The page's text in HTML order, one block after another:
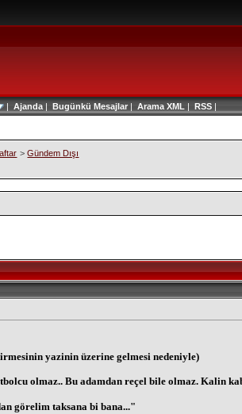
| Ajanda | Bugünkü Mesajlar| Arama XML | RSS |
>Gündem Dışı
yazinin üzerine gelmesi nedeniyle)
olmaz.. Bu adamdan reçel bile olmaz. Kalin
görelim taksana bi bana..."